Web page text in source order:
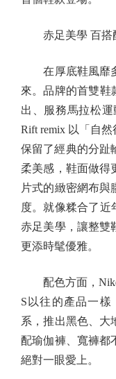
赤足美學 百搭
在厚底鞋風靡多
來。品牌的首雙鞋
出、服務馬拉松
Rift remix 以「自
保留了經典的分趾
柔美感，鞋面做得
片式的緻密網布與
度。就像糅合了近
赤足美學，讓整雙
更添時髦優雅。
配色方面，
S以往的產品一
系，推出黑色、大
配瑜伽褲、寬褲都
絕對一眼愛上。